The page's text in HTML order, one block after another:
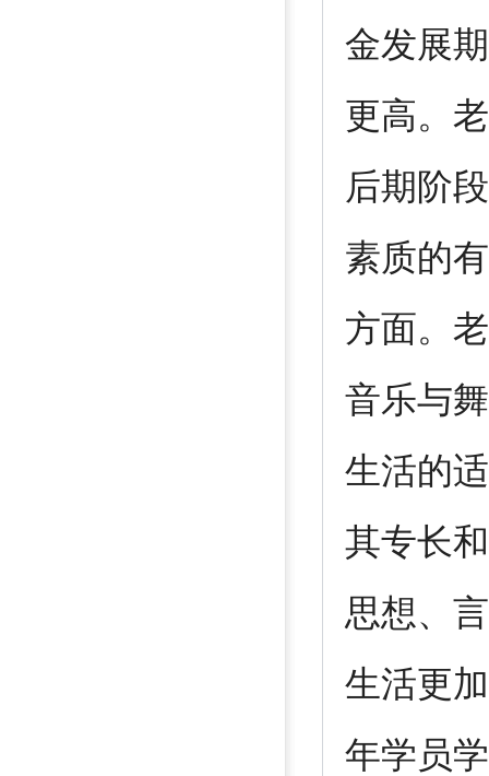
金发展
更高。
后期阶
素质的
方面。
音乐与
生活的
其专长
思想、
生活更
年学员